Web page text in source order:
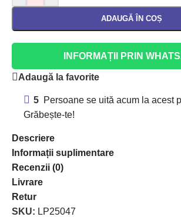
ADAUGĂ ÎN COȘ
INFORMAȚII PRIN
Adaugă la favorite
5 Persoane se uită acum la acest
Grăbește-te!
Descriere
Informații suplimentare
Recenzii (0)
Livrare
Retur
SKU: LP25047